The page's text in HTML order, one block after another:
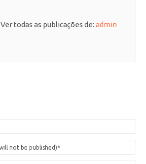
Ver todas as publicações de: admin